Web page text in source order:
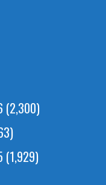
(2,300)
(1,929)